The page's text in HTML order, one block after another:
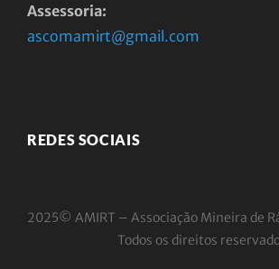
Assessoria:
ascomamirt@gmail.com
REDES SOCIAIS
2025© AMIRT – Associação Mineira de
Todos os direitos